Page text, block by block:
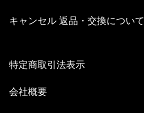
キャンセル 返品・交換について
特定商取引法表示
会社概要